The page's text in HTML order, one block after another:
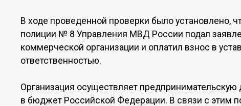
В ходе проведенной проверки было установлено,
полиции № 8 Управления МВД России подал
коммерческой организации и оплатил взнос в
ответственностью.
Организация осуществляет предпринимательскую
в бюджет Российской Федерации. В связи с этим